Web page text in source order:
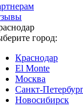
город:
Краснодар
El Monte
Москва
Санкт-
Новосибирск